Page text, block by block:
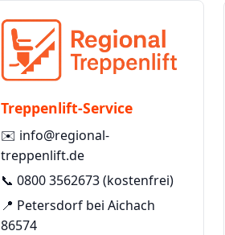
Treppenlift-Service
✉️ info@regional-
treppenlift.de
📞 0800 3562673(kostenfrei)
📍 Petersdorf bei Aichach
86574